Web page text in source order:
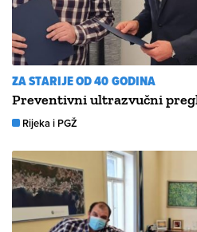
ZA STARIJE OD 40 GODINA
Preventivni ultrazvučni
Rijeka i PGŽ